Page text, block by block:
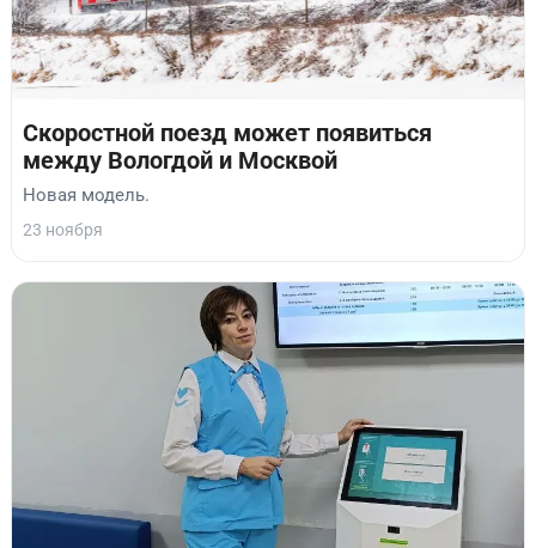
Скоростной поезд может появиться
между Вологдой и Москвой
Новая модель.
23 ноября